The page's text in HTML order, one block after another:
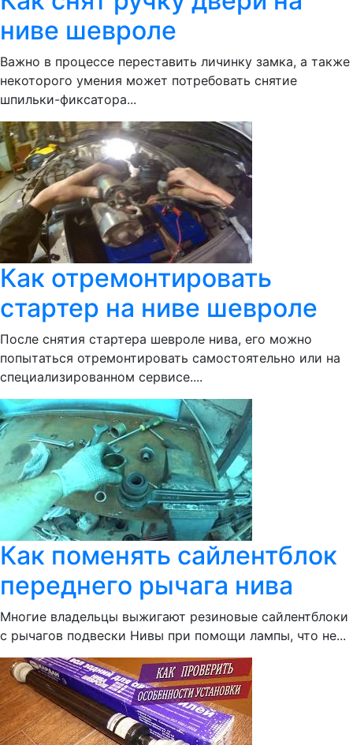
ниве шевроле
Важно в процессе переставить личинку замка, а также
некоторого умения может потребовать снятие
шпильки-фиксатора...
Как отремонтировать
стартер на ниве шевроле
После снятия стартера шевроле нива, его можно
попытаться отремонтировать самостоятельно или на
специализированном сервисе....
Как поменять сайлентблок
переднего рычага нива
Многие владельцы выжигают резиновые сайлентблоки
с рычагов подвески Нивы при помощи лампы, что не...